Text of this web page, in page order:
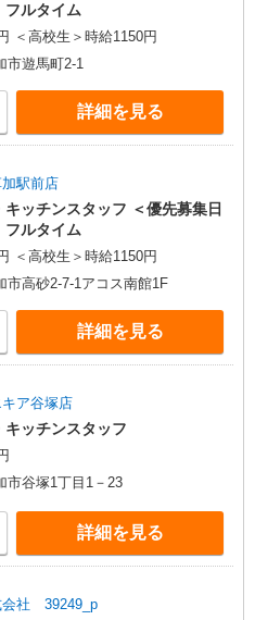
ルタイム
＜高校生＞時給1150円
市遊馬町2-1
詳細を見る
駅前店
キッチンスタッフ ＜優先募集日
ルタイム
＜高校生＞時給1150円
市高砂2-7-1アコス南館1F
詳細を見る
ア谷塚店
キッチンスタッフ
市谷塚1丁目1－23
詳細を見る
会社 39249_p